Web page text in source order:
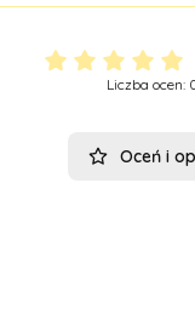
Liczba ocen:
Oceń i